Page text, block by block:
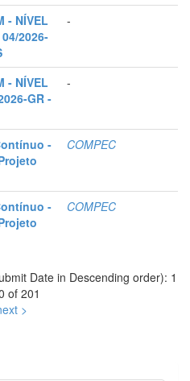
- NÍVEL
2026-
-
- NÍVEL
GR -
-
-
COMPEC
-
COMPEC
Date in Descending order): 1
of 201
>